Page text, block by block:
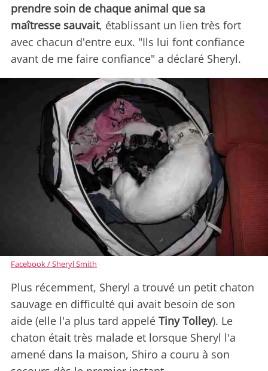
prendre soin de chaque animal que sa
maîtresse sauvait, établissant un lien très fort
avec chacun d'entre eux. "Ils lui font confiance
avant de me faire confiance" a déclaré Sheryl.
Facebook / Sheryl Smith
Plus récemment, Sheryl a trouvé un petit chaton
sauvage en difficulté qui avait besoin de son
aide (elle l'a plus tard appelé Tiny Tolley). Le
chaton était très malade et lorsque Sheryl l'a
amené dans la maison, Shiro a couru à son